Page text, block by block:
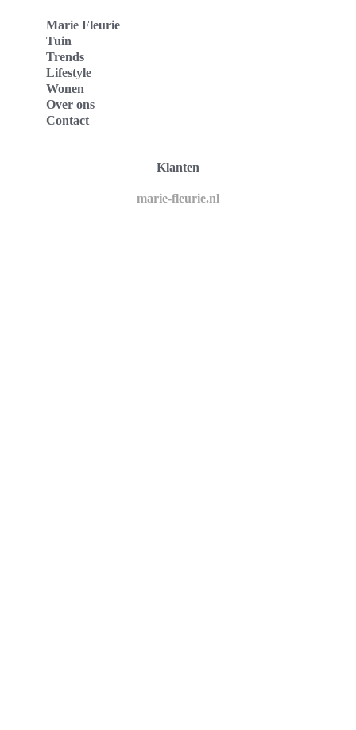
Marie Fleurie
Tuin
Trends
Lifestyle
Wonen
Over ons
Contact
Klanten
marie-fleurie.nl